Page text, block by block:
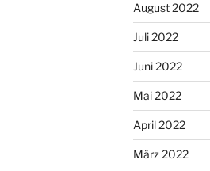
August 2022
Juli 2022
Juni 2022
Mai 2022
April 2022
März 2022